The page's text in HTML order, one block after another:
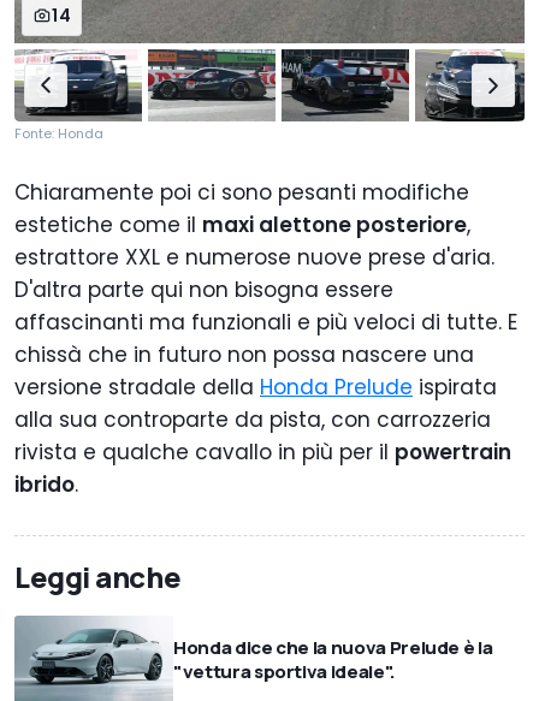
14
Fonte: Honda
Chiaramente poi ci sono pesanti modifiche
estetiche come il maxi alettone posteriore,
estrattore XXL e numerose nuove prese d'aria.
D'altra parte qui non bisogna essere
affascinanti ma funzionali e più veloci di tutte. E
chissà che in futuro non possa nascere una
versione stradale della Honda Prelude ispirata
alla sua controparte da pista, con carrozzeria
rivista e qualche cavallo in più per il powertrain
ibrido.
Leggi anche
Honda dice che la nuova Prelude è la
"vettura sportiva ideale".